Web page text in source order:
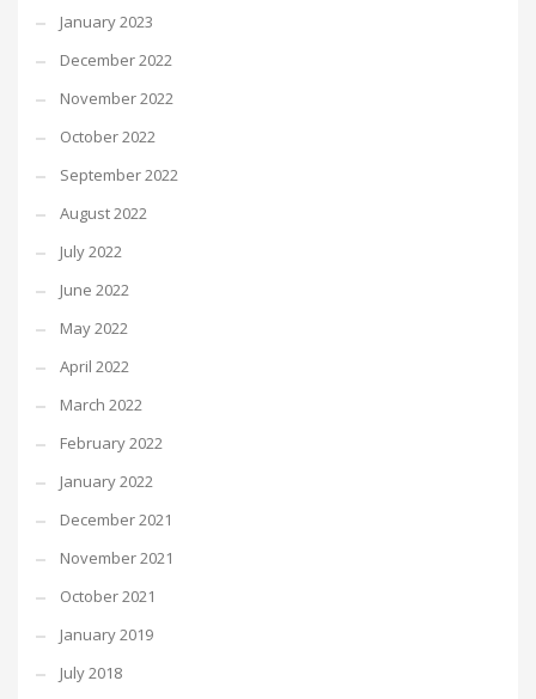
January 2023
December 2022
November 2022
October 2022
September 2022
August 2022
July 2022
June 2022
May 2022
April 2022
March 2022
February 2022
January 2022
December 2021
November 2021
October 2021
January 2019
July 2018